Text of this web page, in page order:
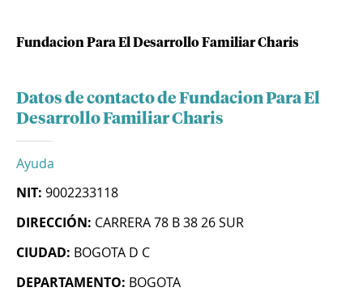
Fundacion Para El Desarrollo Familiar Charis
Datos de contacto de Fundacion Para El
Desarrollo Familiar Charis
Ayuda
NIT: 9002233118
DIRECCIÓN: CARRERA 78 B 38 26 SUR
CIUDAD: BOGOTA D C
DEPARTAMENTO: BOGOTA